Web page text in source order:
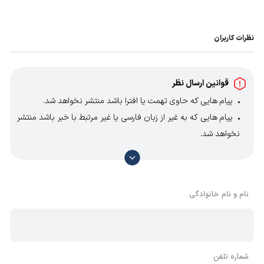
نظرات کاربران
قوانین ارسال نظر
پیام هایی که حاوی تهمت یا افترا باشد منتشر نخواهد شد.
پیام هایی که به غیر از زبان فارسی یا غیر مرتبط با خبر باشد منتشر
نخواهد شد.
با توجه به آن که امکان موافقت یا مخالفت با محتوای نظرات
وجود دارد، معمولا نظراتی که محتوای مشابه دارند، انتشار نمی‌یابند
نام و نام خانوادگی
شماره تلفن